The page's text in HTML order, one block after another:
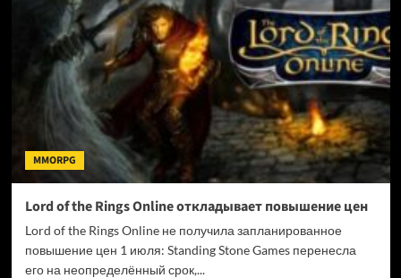
Chasing
KaleidoRIDER
объявили
вместе
с
публикацией
нового
трейлера
MMORPG
Lord of the Rings Online откладывает повышение цен
Lord of the Rings Online не получила запланированное
повышение цен 1 июля: Standing Stone Games перенесла
его на неопределённый срок,...